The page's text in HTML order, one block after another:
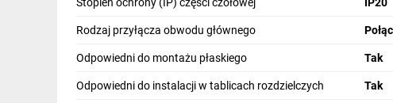
- Wskaźnik pozycji zestyków
- Opcjonalne niezależne osłony zacisków dla każdego
- Mocny i solidny mechanizm zapewniający szybkie
Rodzaj przyłącza obwodu głównego
Odpowiedni do montażu płaskiego Tak
Odpowiedni do instalacji w tablicach rozdzielczych Tak